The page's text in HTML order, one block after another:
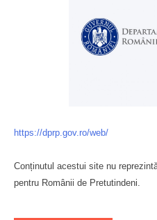
https://dprp.gov.ro/web/
Conținutul acestui site nu
pentru Românii de Pretutindeni.